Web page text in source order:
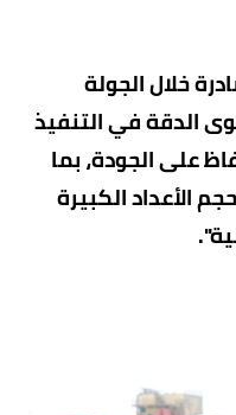
خلال الجولة
الدقة في التنفيذ
على الجودة، بما
الأعداد الكبيرة